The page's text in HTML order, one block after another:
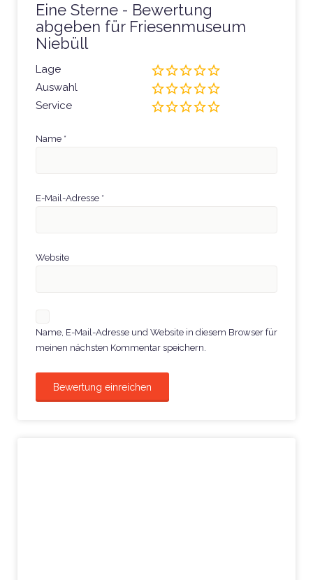
Eine Sterne - Bewertung
abgeben für Friesenmuseum
Niebüll
Lage
Auswahl
Service
Name *
E-Mail-Adresse *
Website
Name, E-Mail-Adresse und Website in diesem Browser für
meinen nächsten Kommentar speichern.